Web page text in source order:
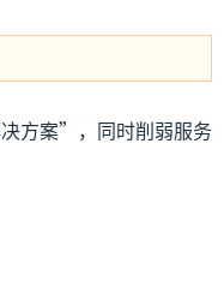
方案”，同时削弱服务